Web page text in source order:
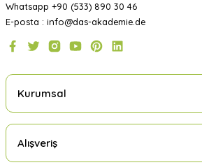
Whatsapp +90 (533) 890 30 46
E-posta : info@das-akademie.de
Kurumsal
Alışveriş